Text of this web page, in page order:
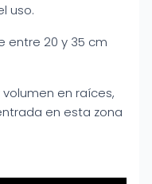
uso.
entre 20 y 35 cm
en raíces,
en esta zona